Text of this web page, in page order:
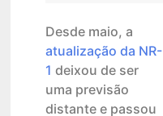
Desde maio, a
atualização da NR-
1 deixou de ser
uma previsão
distante e passou